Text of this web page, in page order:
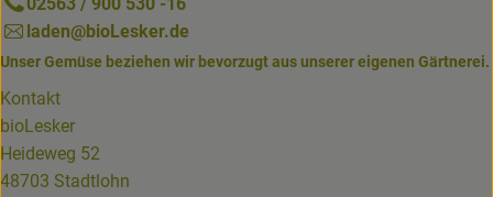
laden@bioLesker.de
Unser Gemüse beziehen wir bevorzugt aus unserer eigenen Gärtnerei.
Kontakt
bioLesker
Heideweg 52
48703 Stadtlohn